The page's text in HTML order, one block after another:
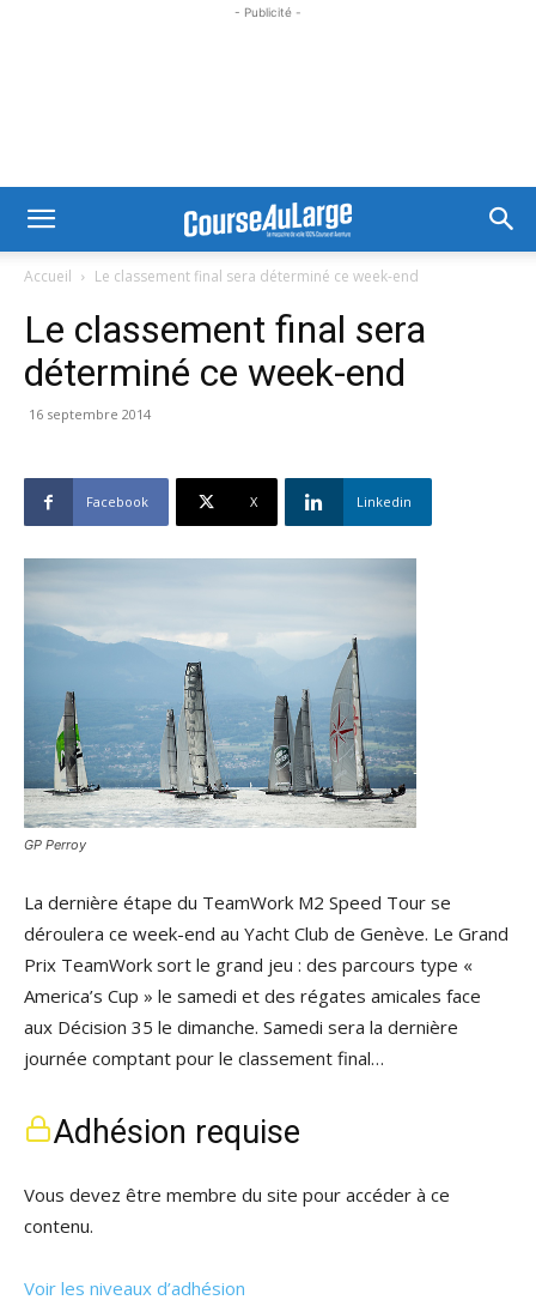
- Publicité -
Accueil Le classement final sera déterminé ce week-end
Le classement final sera
déterminé ce week-end
16 septembre 2014
Facebook X Linkedin
GP Perroy
La dernière étape du TeamWork M2 Speed Tour se
déroulera ce week-end au Yacht Club de Genève. Le Grand
Prix TeamWork sort le grand jeu : des parcours type «
America’s Cup » le samedi et des régates amicales face
aux Décision 35 le dimanche. Samedi sera la dernière
journée comptant pour le classement final…
Adhésion requise
Vous devez être membre du site pour accéder à ce
contenu.
Voir les niveaux d’adhésion